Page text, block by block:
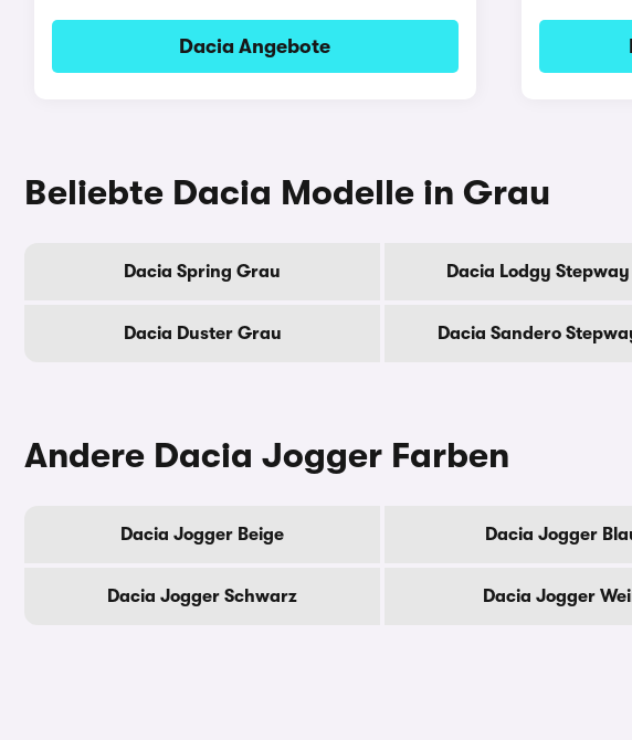
Dacia Angebote
Beliebte Dacia Modelle in Grau
Dacia Spring Grau Dacia Lodgy
Dacia Duster Grau Dacia Sandero
Andere Dacia Jogger Farben
Dacia Jogger Beige Dacia Jogger
Dacia Jogger Schwarz Dacia Jogger